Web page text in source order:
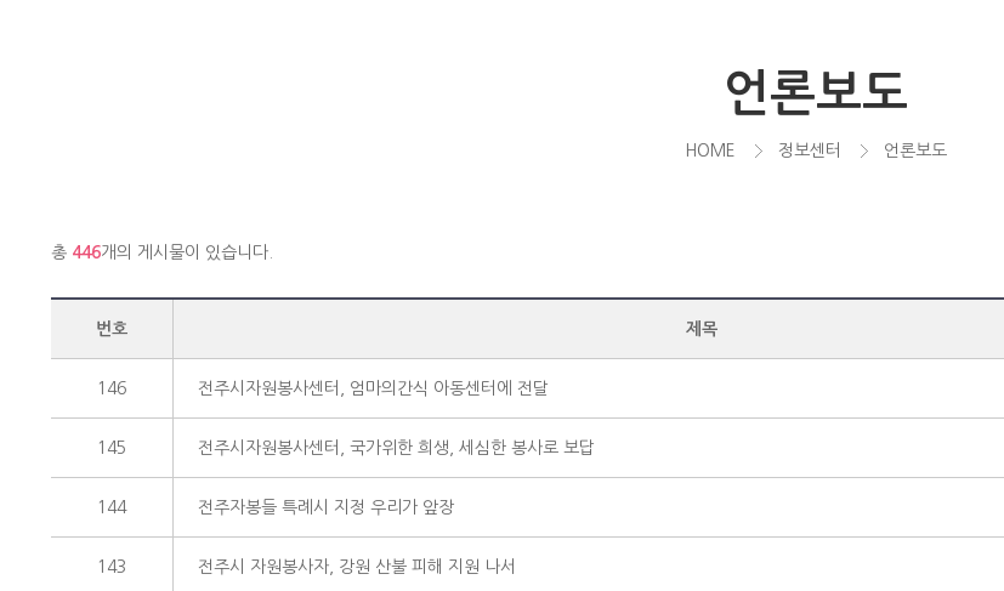
언론보도
HOME 정보센터 언론보도
총 446개의 게시물이 있습니다.
번호 제목
146 전주시자원봉사센터, 엄마의간식 아동센터에 전달
145 전주시자원봉사센터, 국가위한 희생, 세심한 봉사로 보답
144 전주자봉들 특례시 지정 우리가 앞장
143 전주시 자원봉사자, 강원 산불 피해 지원 나서